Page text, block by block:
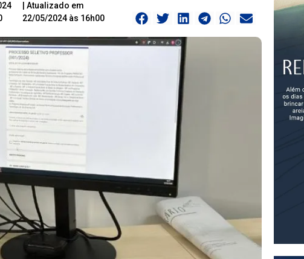
| Atualizado em
22/05/2024 às 16h00